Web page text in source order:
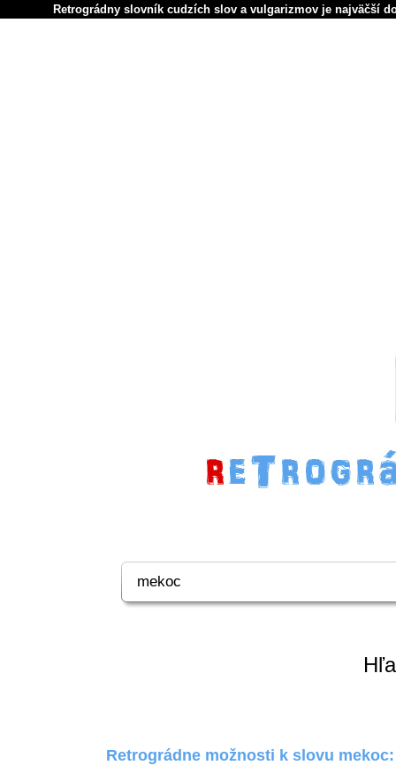
Retrográdny slovník cudzích slov a vulgarizmov je najväčší
Retrográdne možnosti k slovu mekoc: